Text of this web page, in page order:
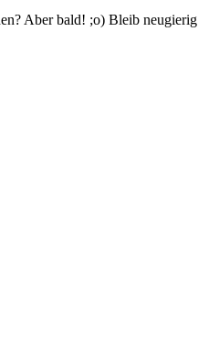
Aber bald! ;o) Bleib neugierig